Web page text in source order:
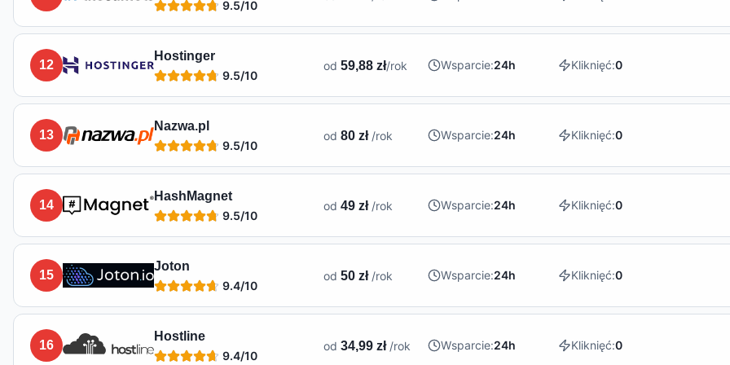
9.5/10
12
Hostinger
9.5/10
od 59,88 zł/rok Wsparcie:24h Kliknięć:0
13
Nazwa.pl
9.5/10
od 80 zł /rok Wsparcie:24h Kliknięć:0
14
HashMagnet
9.5/10
od 49 zł /rok Wsparcie:24h Kliknięć:0
15
Joton
9.4/10
od 50 zł /rok Wsparcie:24h Kliknięć:0
16
Hostline
9.4/10
od 34,99 zł /rok Wsparcie:24h Kliknięć:0